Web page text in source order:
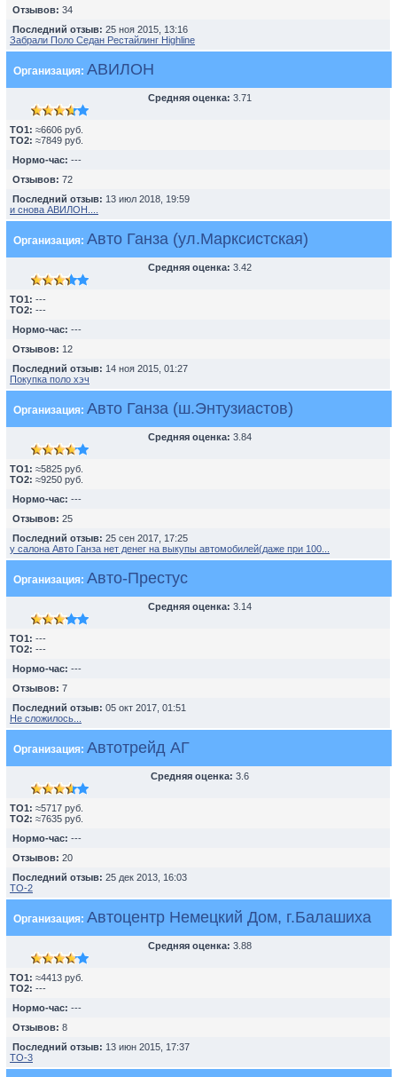
Отзывов: 34
Последний отзыв: 25 ноя 2015, 13:16
Забрали Поло Седан Рестайлинг Highline
Организация: АВИЛОН
Средняя оценка: 3.71
TO1: ≈6606 руб.
TO2: ≈7849 руб.
Нормо-час: ---
Отзывов: 72
Последний отзыв: 13 июл 2018, 19:59
и снова АВИЛОН....
Организация: Авто Ганза (ул.Марксистская)
Средняя оценка: 3.42
TO1: ---
TO2: ---
Нормо-час: ---
Отзывов: 12
Последний отзыв: 14 ноя 2015, 01:27
Покупка поло хэч
Организация: Авто Ганза (ш.Энтузиастов)
Средняя оценка: 3.84
TO1: ≈5825 руб.
TO2: ≈9250 руб.
Нормо-час: ---
Отзывов: 25
Последний отзыв: 25 сен 2017, 17:25
у салона Авто Ганза нет денег на выкупы автомобилей(даже при 100...
Организация: Авто-Престус
Средняя оценка: 3.14
TO1: ---
TO2: ---
Нормо-час: ---
Отзывов: 7
Последний отзыв: 05 окт 2017, 01:51
Не сложилось...
Организация: Автотрейд АГ
Средняя оценка: 3.6
TO1: ≈5717 руб.
TO2: ≈7635 руб.
Нормо-час: ---
Отзывов: 20
Последний отзыв: 25 дек 2013, 16:03
ТО-2
Организация: Автоцентр Немецкий Дом, г.Балашиха
Средняя оценка: 3.88
TO1: ≈4413 руб.
TO2: ---
Нормо-час: ---
Отзывов: 8
Последний отзыв: 13 июн 2015, 17:37
ТО-3